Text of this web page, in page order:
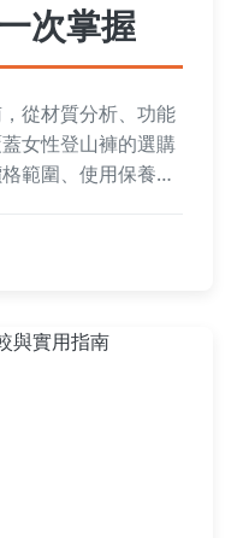
次掌握
從材質分析、功能
女性登山褲的選購
範圍、使用保養技